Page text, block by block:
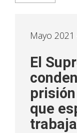
Mayo 2021
El
que